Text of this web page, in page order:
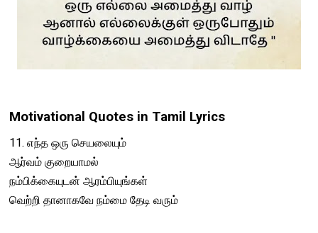
Motivational Quotes in Tamil Lyrics
11. எந்த ஒரு செயலையும்
ஆர்வம் குறையாமல்
நம்பிக்கையுடன் ஆரம்பியுங்கள்
வெற்றி தானாகவே நம்மை தேடி வரும்